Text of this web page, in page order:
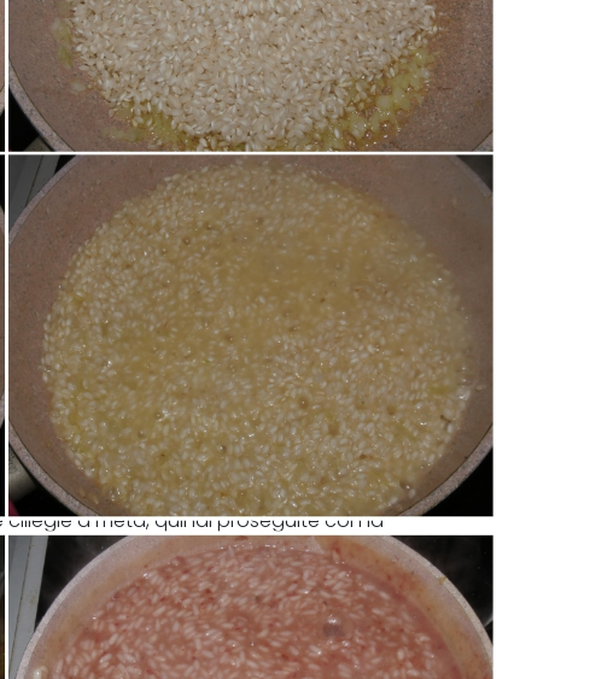
a metà, quindi proseguite con la